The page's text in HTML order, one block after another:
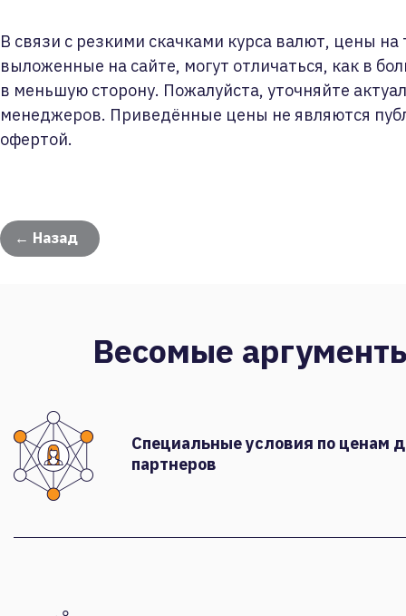
В связи с резкими скачками курса валют, цены на
выложенные на сайте, могут отличаться, как в
в меньшую сторону. Пожалуйста, уточняйте
менеджеров. Приведённые цены не являются
офертой.
← Назад
Весомые
Специальные условия по ценам
партнеров